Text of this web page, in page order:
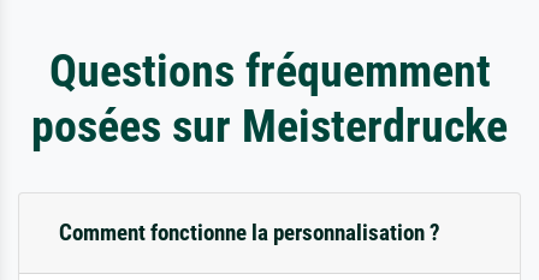
Questions fréquemment
posées sur Meisterdrucke
Comment fonctionne la personnalisation ?